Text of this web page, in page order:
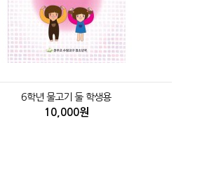
6학년 물고기 둘 학생용
10,000원